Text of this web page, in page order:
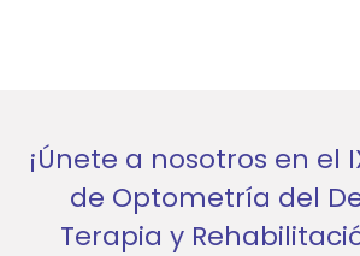
¡Únete a nosotros en el
de Optometría del
Terapia y